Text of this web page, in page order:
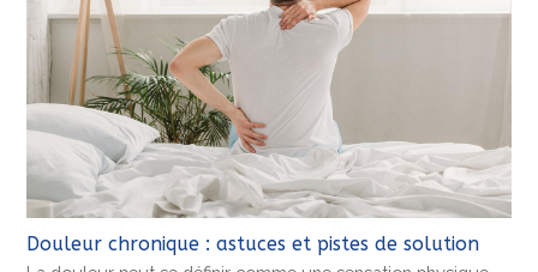
Douleur chronique : astuces et pistes de solution